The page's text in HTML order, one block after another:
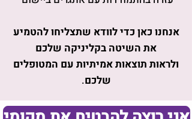
אנחנו כאן כדי לוודא שתצליחו להטמיע
את השיטה בקליניקה שלכם
ולראות תוצאות אמיתיות עם המטופלים
שלכם.